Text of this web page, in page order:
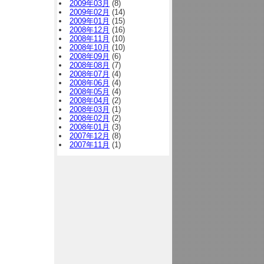
2009年03月 (8)
2009年02月 (14)
2009年01月 (15)
2008年12月 (16)
2008年11月 (10)
2008年10月 (10)
2008年09月 (6)
2008年08月 (7)
2008年07月 (4)
2008年06月 (4)
2008年05月 (4)
2008年04月 (2)
2008年03月 (1)
2008年02月 (2)
2008年01月 (3)
2007年12月 (8)
2007年11月 (1)